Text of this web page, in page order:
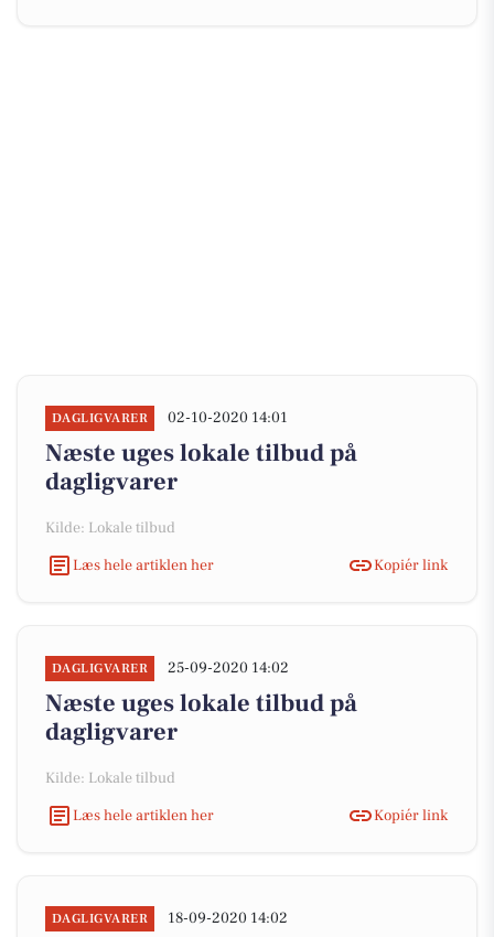
DAGLIGVARER 02-10-2020 14:01
Næste uges lokale tilbud på
dagligvarer
Kilde: Lokale tilbud
Læs hele artiklen her
Kopiér link
DAGLIGVARER 25-09-2020 14:02
Næste uges lokale tilbud på
dagligvarer
Kilde: Lokale tilbud
Læs hele artiklen her
Kopiér link
DAGLIGVARER 18-09-2020 14:02